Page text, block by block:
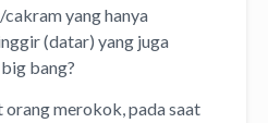
yang hanya
(datar) yang juga
bang?
merokok, pada saat